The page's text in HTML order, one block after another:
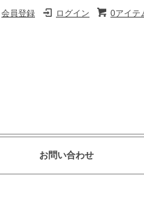
0アイテ
ログイン
会員登録
お問い合わせ